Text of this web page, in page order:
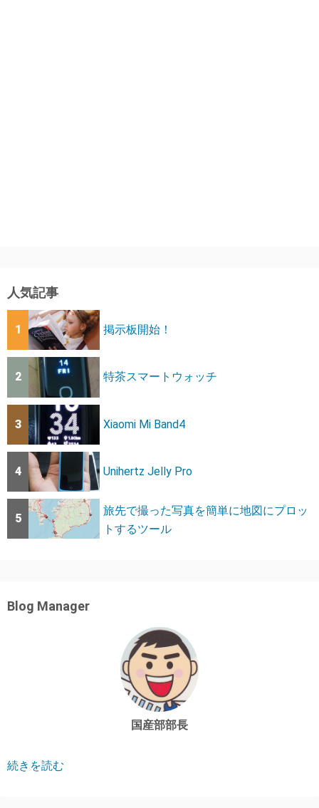
人気記事
1 掲示板開始！
2 特茶スマートウォッチ
3 Xiaomi Mi Band4
4 Unihertz Jelly Pro
5
旅先で撮った写真を簡単に地図にプロッ
トするツール
Blog Manager
国産部部長
続きを読む